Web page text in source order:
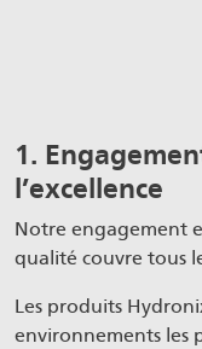
1.
l’excellence
Notre engagement
qualité couvre tous
Les produits
environnements les